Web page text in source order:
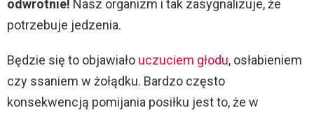
odwrotnie! Nasz organizm i tak zasygnalizuje, że
potrzebuje jedzenia.
Będzie się to objawiało uczuciem głodu, osłabieniem
czy ssaniem w żołądku. Bardzo często
konsekwencją pomijania posiłku jest to, że w